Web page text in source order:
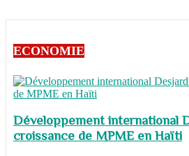
ECONOMIE
Développement international
croissance de MPME en Haïti